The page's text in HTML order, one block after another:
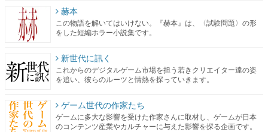
赫本
この物語を解いてはいけない。『赫本』は、〈試験問題〉の形
をした短編ホラー小説集です。
新世代に訊く
これからのデジタルゲーム市場を担う若きクリエイター達の姿
を追い、彼らのルーツと情熱を探っていきます。
ゲーム世代の作家たち
ゲームに多大な影響を受けた作家さんに取材し、ゲームが日本
のコンテンツ産業やカルチャーに与えた影響を探る企画です。